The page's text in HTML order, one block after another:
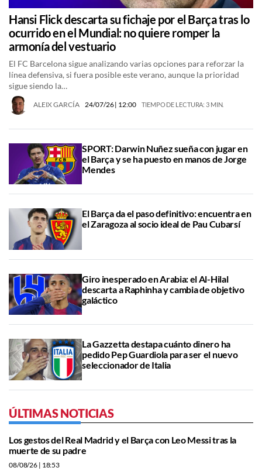
Hansi Flick descarta su fichaje por el Barça tras lo
ocurrido en el Mundial: no quiere romper la
armonía del vestuario
El FC Barcelona sigue analizando varias opciones para reforzar la
línea defensiva, si fuera posible este verano, aunque la prioridad
sigue siendo la…
ALEIX GARCÍA 24/07/26| 12:00 TIEMPO DE LECTURA: 3 MIN.
SPORT: Darwin Nuñez sueña con jugar en
el Barça y se ha puesto en manos de Jorge
Mendes
El Barça da el paso definitivo: encuentra en
el Zaragoza al socio ideal de Pau Cubarsí
Giro inesperado en Arabia: el Al-Hilal
descarta a Raphinha y cambia de objetivo
galáctico
La Gazzetta destapa cuánto dinero ha
pedido Pep Guardiola para ser el nuevo
seleccionador de Italia
ÚLTIMAS NOTICIAS
Los gestos del Real Madrid y el Barça con Leo Messi tras la
muerte de su padre
08/08/26 | 18:53